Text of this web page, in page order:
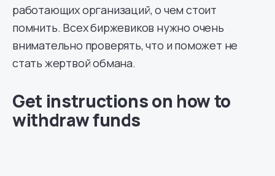
работающих организаций, о чем стоит
помнить. Всех биржевиков нужно очень
внимательно проверять, что и поможет не
стать жертвой обмана.
Get instructions on how to
withdraw funds